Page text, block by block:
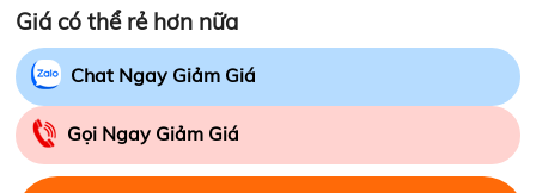
Giá có thể rẻ hơn nữa
Chat Ngay Giảm Giá
Gọi Ngay Giảm Giá